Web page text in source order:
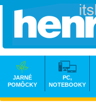
JARNÉ
POMÔCKY
PC,
NOTEBOOKY